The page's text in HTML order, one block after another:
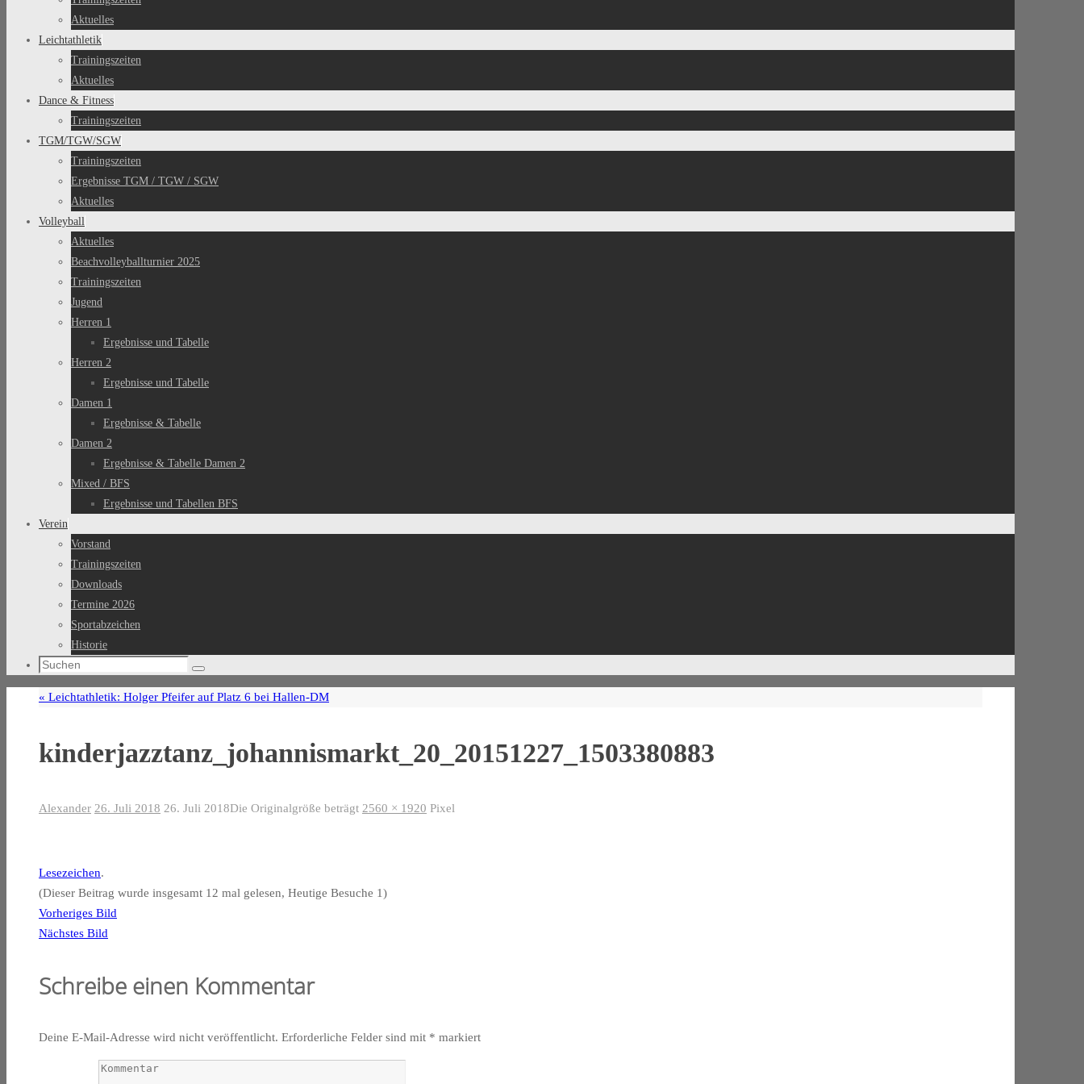
Aktuelles
Leichtathletik
Trainingszeiten
Aktuelles
Dance & Fitness
Trainingszeiten
TGM/TGW/SGW
Trainingszeiten
Ergebnisse TGM / TGW / SGW
Aktuelles
Volleyball
Aktuelles
Beachvolleyballturnier 2025
Trainingszeiten
Jugend
Herren 1
Ergebnisse und Tabelle
Herren 2
Ergebnisse und Tabelle
Damen 1
Ergebnisse & Tabelle
Damen 2
Ergebnisse & Tabelle Damen 2
Mixed / BFS
Ergebnisse und Tabellen BFS
Verein
Vorstand
Trainingszeiten
Downloads
Termine 2026
Sportabzeichen
Historie
Suchen
Suchen
« Leichtathletik: Holger Pfeifer auf Platz 6 bei Hallen-DM
kinderjazztanz_johannismarkt_20_20151227_1503380883
Alexander 26. Juli 2018 26. Juli 2018Die Originalgröße beträgt 2560 × 1920 Pixel
Lesezeichen.
(Dieser Beitrag wurde insgesamt 12 mal gelesen, Heutige Besuche 1)
Vorheriges Bild
Nächstes Bild
Schreibe einen Kommentar
Deine E-Mail-Adresse wird nicht veröffentlicht. Erforderliche Felder sind mit * markiert